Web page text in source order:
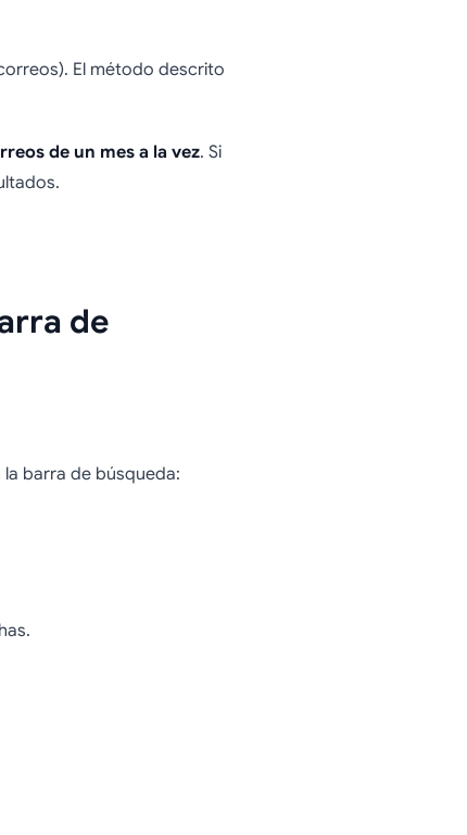
El método descrito
de un mes a la vez. Si
de
barra de búsqueda: